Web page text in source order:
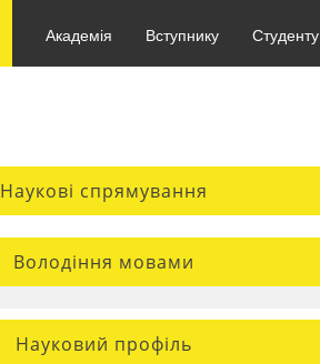
Академія Вступнику Студенту
Наукові спрямування
Володіння мовами
Науковий профіль